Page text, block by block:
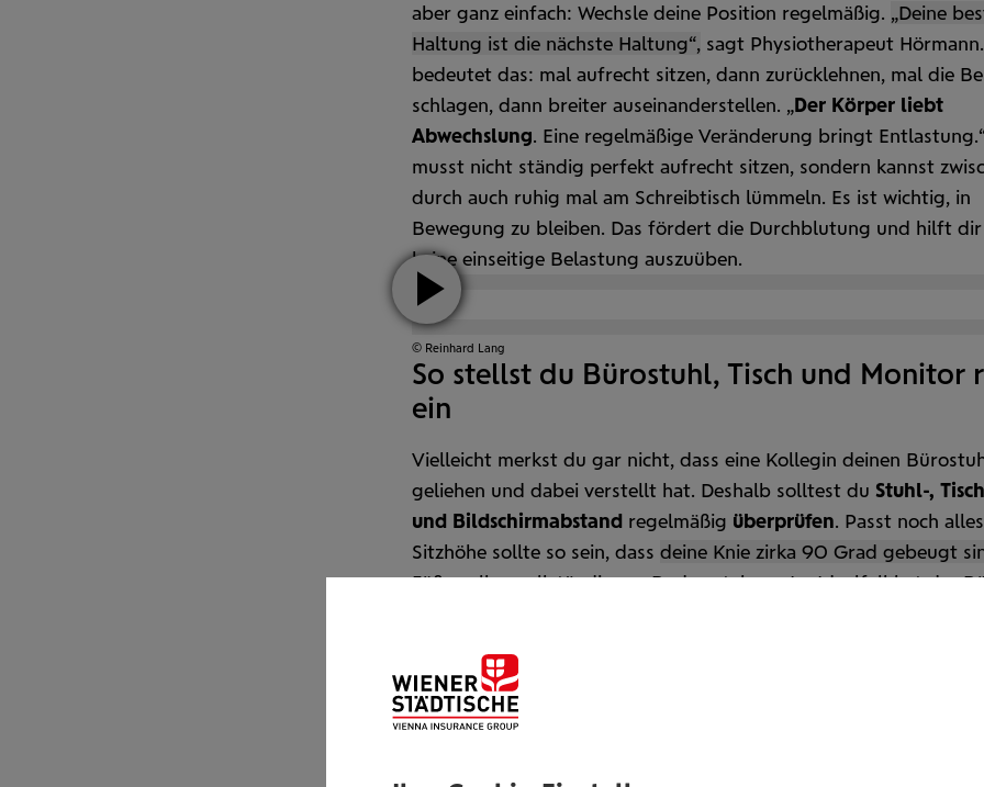
aber ganz einfach: Wechsle deine Position regel­mäßig. „Deine
Haltung ist die nächste Haltung“, sagt Physiotherapeut
bedeutet das: mal auf­recht sitzen, dann zurück­lehnen, mal die
schlagen, dann breiter aus­einander­stellen. „Der Körper liebt
Abwechslung. Eine regelmäßige Veränderung bringt
musst nicht ständig perfekt aufrecht sitzen, sondern kannst
durch auch ruhig mal am Schreib­tisch lümmeln. Es ist wichtig, in
Bewegung zu bleiben. Das fördert die Durch­blutung und hilft
keine ein­seitige Belastung auszuüben.
Video
abspielen
© Reinhard Lang
So stellst du Bürostuhl, Tisch und Monitor
ein
Vielleicht merkst du gar nicht, dass eine Kollegin deinen
geliehen und dabei verstellt hat. Deshalb solltest du Stuhl-,
und Bildschirm­abstand regel­mäßig überprüfen. Passt noch
Sitz­höhe sollte so sein, dass deine Knie zirka 90 Grad gebeugt
Füße sollen voll­ständig am Boden stehen. „Im Ideal­fall hat der
du einen Schreib­tisch hast, der sich in ein Steh­pult verwandeln
solltest du das unbedingt hin und wieder nutzen.